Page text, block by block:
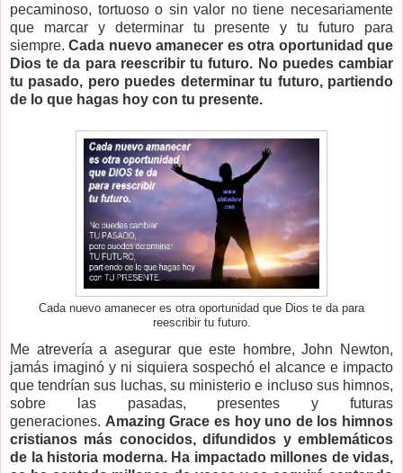
pecaminoso, tortuoso o sin valor no tiene necesariamente
que marcar y determinar tu presente y tu futuro para
siempre.Cada nuevo amanecer es otra oportunidad que
Dios te da para reescribir tu futuro. No puedes cambiar
tu pasado, pero puedes determinar tu futuro, partiendo
de lo que hagas hoy con tu presente.
Cada nuevo amanecer es otra oportunidad que Dios te da para
reescribir tu futuro.
Me atrevería a asegurar que este hombre, John Newton,
jamás imaginó y ni siquiera sospechó el alcance e impacto
que tendrían sus luchas, su ministerio e incluso sus himnos,
sobre las pasadas, presentes y futuras
generaciones. Amazing Grace es hoy uno de los himnos
cristianos más conocidos, difundidos y emblemáticos
de la historia moderna. Ha impactado millones de vidas,